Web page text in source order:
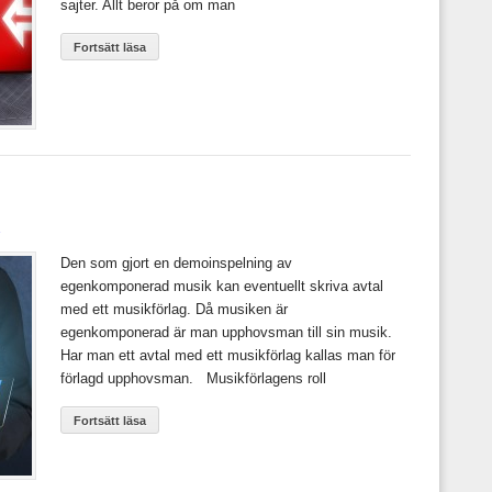
sajter. Allt beror på om man
Fortsätt läsa
Den som gjort en demoinspelning av
egenkomponerad musik kan eventuellt skriva avtal
med ett musikförlag. Då musiken är
egenkomponerad är man upphovsman till sin musik.
Har man ett avtal med ett musikförlag kallas man för
förlagd upphovsman. Musikförlagens roll
Fortsätt läsa